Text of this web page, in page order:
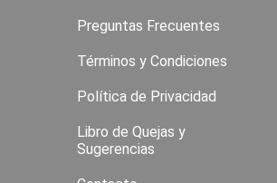
Preguntas Frecuentes
Términos y Condiciones
Política de Privacidad
Libro de Quejas y
Sugerencias